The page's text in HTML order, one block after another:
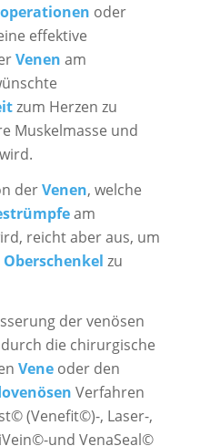
oder
effektive
Venen am
zum Herzen zu
Muskelmasse und
derVenen, welche
am
reicht aber aus, um
Oberschenkel zu
der venösen
die chirurgische
Veneoder den
Verfahren
(Venefit©)-, Laser-,
und VenaSeal©